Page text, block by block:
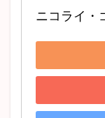
ニコライ・